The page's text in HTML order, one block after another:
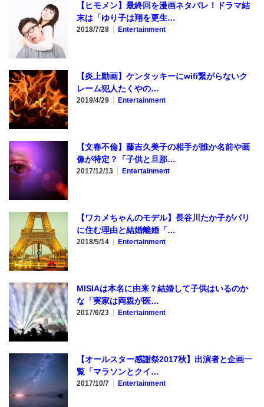
【ヒモメン】最終回を漫画ネタバレ！ドラマ結
末は「ゆり子は翔を更生…
2018/7/28 Entertainment
【炎上動画】ケンタッキーにwifi繋がらないク
レーム犯人たくやの…
2019/4/29 Entertainment
【文春不倫】藤吉久美子の相手が誰か名前や画
像が特定？「子供と旦那…
2017/12/13 Entertainment
【ワカメちゃんのモデル】長谷川たか子がパリ
に住む理由と結婚離婚「…
2018/5/14 Entertainment
MISIAは本名に由来？結婚して子供はいるのか
な「実家は両親が医…
2017/6/23 Entertainment
【オールスター感謝祭2017秋】出演者と企画一
覧「マラソンとクイ…
2017/10/7 Entertainment